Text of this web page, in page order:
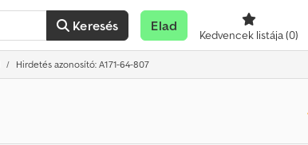
Keresés Elad
Kedvencek listája(0)
Hirdetés azonosító: A171-64-807